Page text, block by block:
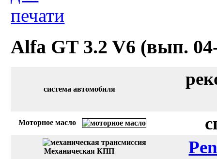
Alfa GT 3.2 V6 (вып.
система автомобиля
Моторное масло
Механическая КПП